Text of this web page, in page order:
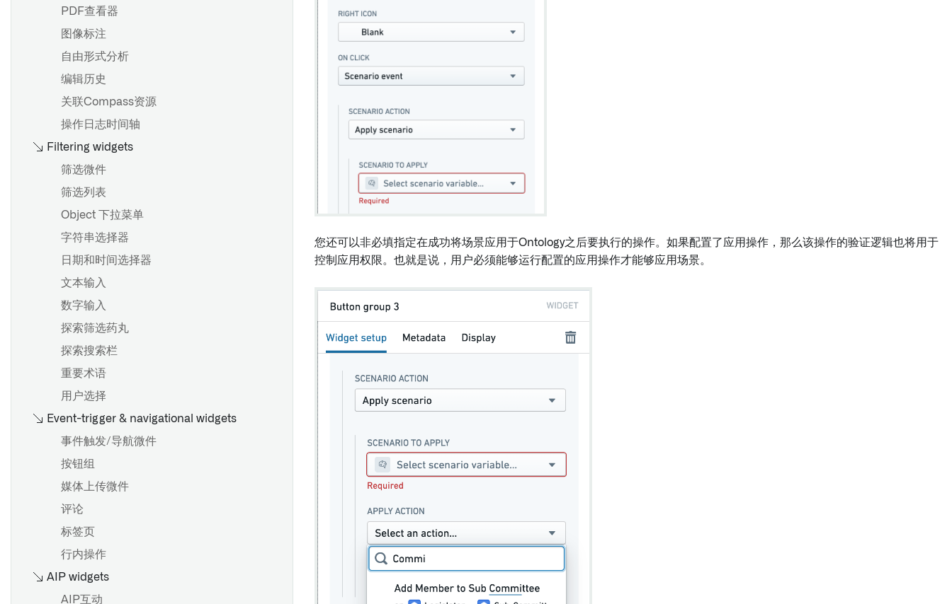
PDF查看器
图像标注
自由形式分析
编辑历史
关联Compass资源
操作日志时间轴
Filtering widgets
筛选微件
筛选列表
Object 下拉菜单
字符串选择器
日期和时间选择器
文本输入
数字输入
探索筛选药丸
探索搜索栏
重要术语
用户选择
Event-trigger & navigational widgets
事件触发/导航微件
按钮组
媒体上传微件
评论
标签页
行内操作
AIP widgets
AIP互动
您还可以非必填指定在成功将场景应用于Ontology之后要执行的操作。如果配置了应用操作，那么该操作的验证逻辑也将用于
控制应用权限。也就是说，用户必须能够运行配置的应用操作才能够应用场景。